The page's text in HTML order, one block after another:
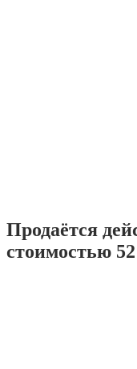
Продаётся
стоимостью